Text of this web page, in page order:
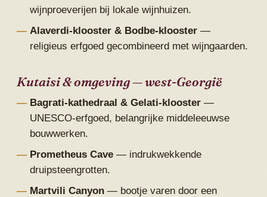
wijnproeverijen bij lokale wijnhuizen.
Alaverdi-klooster & Bodbe-klooster —
religieus erfgoed gecombineerd met wijngaarden.
Kutaisi & omgeving — west-Georgië
Bagrati-kathedraal & Gelati-klooster —
UNESCO-erfgoed, belangrijke middeleeuwse
bouwwerken.
Prometheus Cave — indrukwekkende
druipsteengrotten.
Martvili Canyon — bootje varen door een